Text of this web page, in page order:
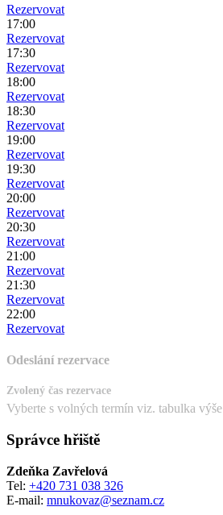
Rezervovat
17:00
Rezervovat
17:30
Rezervovat
18:00
Rezervovat
18:30
Rezervovat
19:00
Rezervovat
19:30
Rezervovat
20:00
Rezervovat
20:30
Rezervovat
21:00
Rezervovat
21:30
Rezervovat
22:00
Rezervovat
Odeslání rezervace
Zvolený čas rezervace
Vyberte s volných termín viz. tabulka výše
Správce hřiště
Zdeňka Zavřelová
Tel: +420 731 038 326
E-mail: mnukovaz@seznam.cz